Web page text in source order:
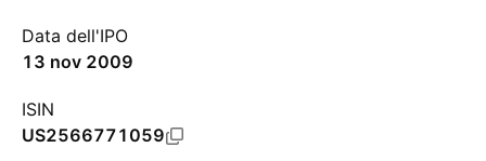
Data dell'IPO
13 nov 2009
ISIN
US2566771059